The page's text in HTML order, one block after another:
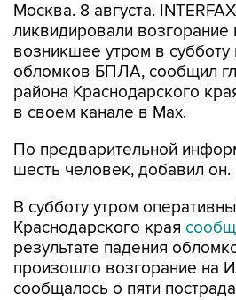
Москва. 8 августа.
ликвидировали
возникшее утром в субботу
обломков БПЛА, сообщил
района Краснодарского
в своем канале в Max.
По предварительной
шесть человек, добавил он.
В субботу утром
Краснодарского края
результате падения
произошло возгорание на
сообщалось о пяти